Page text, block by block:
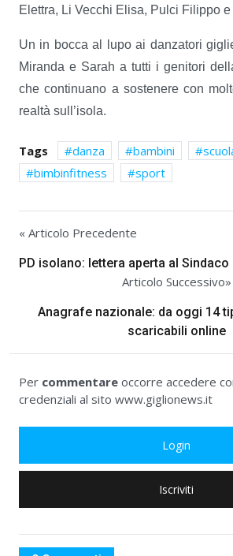
Elettra, Li Vecchi Elisa, Pulci Filippo
Un in bocca al lupo ai danzatori
Miranda e Sarah a tutti i genitori
che continuano a sostenere con
realtà sull’isola.
Tags danza bambini
bimbinfitness
sport
« Articolo Precedente
PD isolano: lettera aperta al Sindaco
Articolo Successivo»
Anagrafe nazionale: da oggi 14
scaricabili online
Per commentare occorre accedere
credenziali al sito www.giglionews.it
Login
Iscriviti